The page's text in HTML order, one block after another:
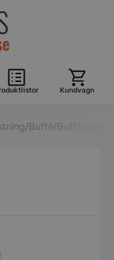
Kundvagn
/Buffé/Buffévagnar